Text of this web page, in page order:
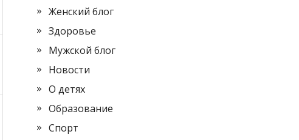
Женский блог
Здоровье
Мужской блог
Новости
О детях
Образование
Спорт